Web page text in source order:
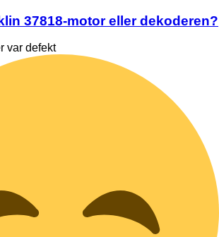
37818-motor eller dekoderen?
var defekt